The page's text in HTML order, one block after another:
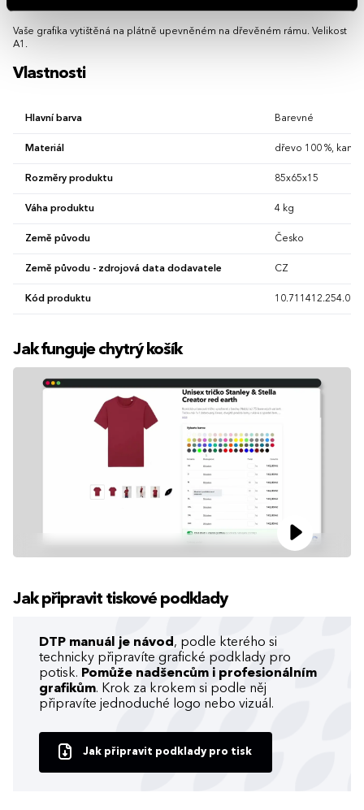
Vaše grafika vytištěná na plátně upevněném na dřevěném rámu. Velikost
A1.
Vlastnosti
Hlavní barva Barevné
Materiál dřevo 100 %,
Rozměry produktu 85x65x15
Váha produktu 4 kg
Země původu Česko
Země původu - zdrojová data dodavatele CZ
Kód produktu 10.711412.254.00
Jak funguje chytrý košík
Jak připravit tiskové podklady
DTP manuál je návod , podle kterého si
technicky připravíte grafické podklady pro
potisk. Pomůže nadšencům i profesionálním
grafikům. Krok za krokem si podle něj
připravíte jednoduché logo nebo vizuál.
Jak připravit podklady pro tisk